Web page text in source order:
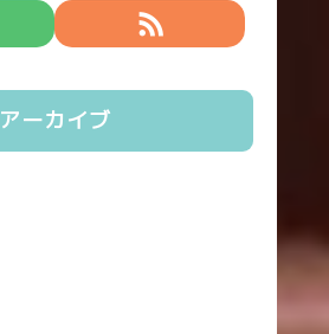
アーカイブ